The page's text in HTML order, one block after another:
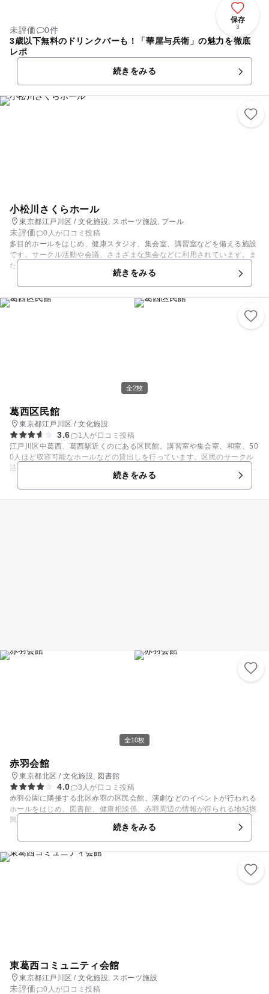
保存
3
未評価
0件
3歳以下無料のドリンクバーも！「華屋与兵衛」の魅力を徹底
レポ
続きをみる
小松川さくらホール
東京都江戸川区 / 文化施設, スポーツ施設, プール
未評価
0人が口コミ投稿
多目的ホールをはじめ、健康スタジオ、集会室、講習室などを備える施設
です。サークル活動や会議、さまざまな集会などに利用されています。ま
た、屋内温水プールもあり、25メートルプールとジャグジーを完備。 多
目的ホールはバドミントンや卓球ができるようになっており、親子で体を
動かして楽しめます。
続きをみる
全2枚
葛西区民館
東京都江戸川区 / 文化施設
3.6
1人が口コミ投稿
江戸川区中葛西、葛西駅近くのにある区民館。講習室や集会室、和室、50
0人ほど収容可能なホールなどの貸出しを行っています。区民のサークル
活動やイベントの会場として広く利用され、地域で親しまれているスポッ
続きをみる
全10枚
赤羽会館
東京都北区 / 文化施設, 図書館
4.0
3人が口コミ投稿
赤羽公園に隣接する北区赤羽の区民会館。演劇などのイベントが行われる
ホールをはじめ、図書館、健康相談係、赤羽周辺の情報が得られる地域振
興室などが入っています。 また、軽食堂の他、2階には赤ちゃん休憩室が
設置されており、ちょっとした休憩などに利用できます。和室や集会室は
レンタルスペースとして利用可能。 ダンスやゴスペル、フラダンスなどを
はじめとするママサークル、親子サークルの活動の場でもあります。
続きをみる
東葛西コミュニティ会館
東京都江戸川区 / 文化施設, スポーツ施設
未評価 0人が口コミ投稿